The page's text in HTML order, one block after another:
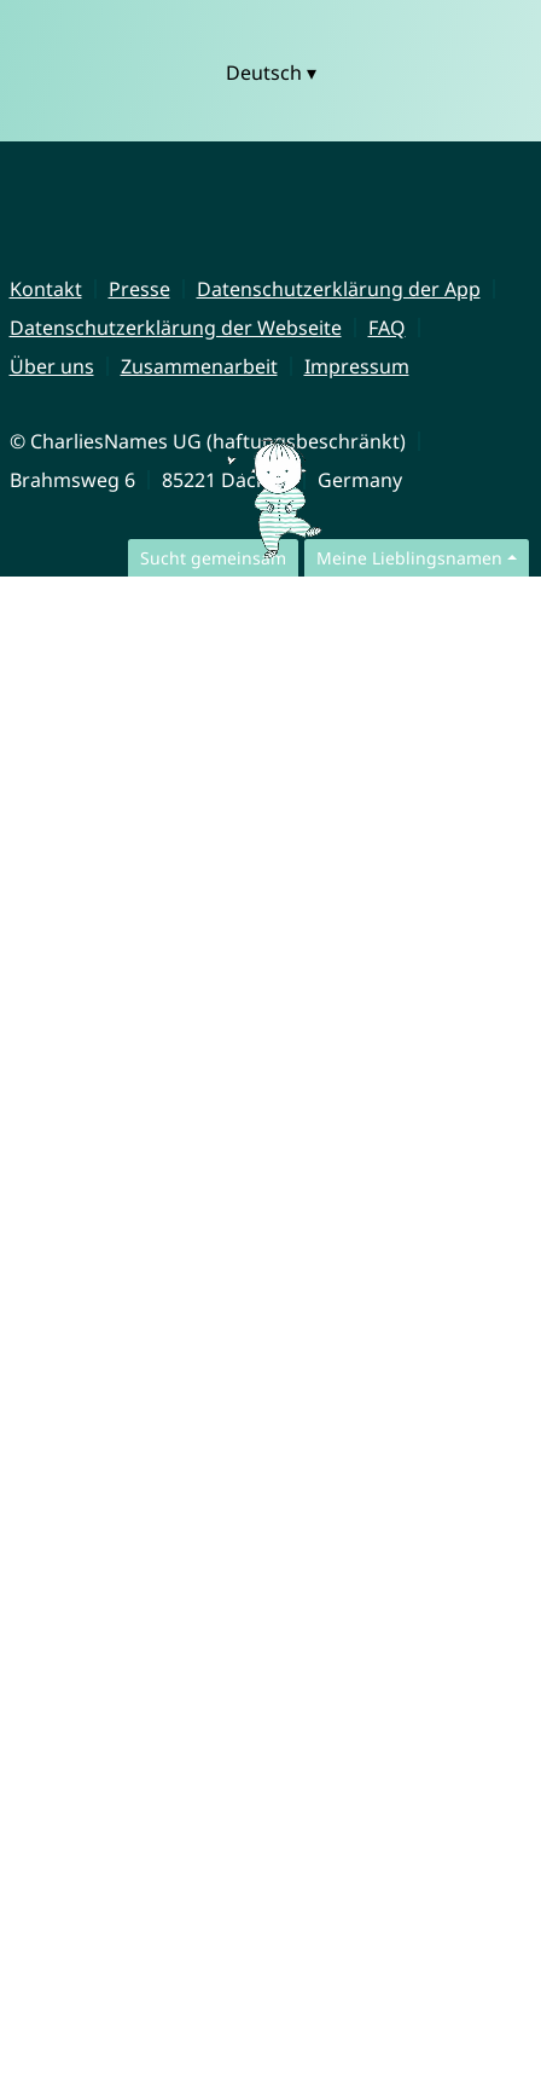
Sucht gemeinsam Meine Lieblingsnamen
Deutsch ▾
Kontakt Presse
Datenschutzerklärung der App
Datenschutzerklärung der Webseite
FAQ
Über uns
Zusammenarbeit Impressum
© CharliesNames UG (haftungsbeschränkt)
Brahmsweg 6
85221 Dachau Germany